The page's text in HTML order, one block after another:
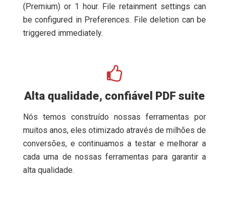
(Premium) or 1 hour. File retainment settings can
be configured in Preferences. File deletion can be
triggered immediately.
Alta qualidade, confiável PDF suite
Nós temos construído nossas ferramentas por
muitos anos, eles otimizado através de milhões de
conversões, e continuamos a testar e melhorar a
cada uma de nossas ferramentas para garantir a
alta qualidade.